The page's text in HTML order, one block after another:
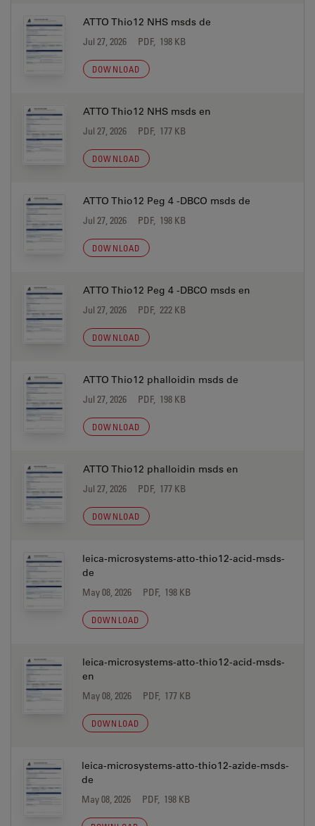
ATTO Thio12 NHS msds de
Jul 27, 2026 PDF, 198 KB
DOWNLOAD
ATTO Thio12 NHS msds en
Jul 27, 2026 PDF, 177 KB
DOWNLOAD
ATTO Thio12 Peg 4 -DBCO msds de
Jul 27, 2026 PDF, 198 KB
DOWNLOAD
ATTO Thio12 Peg 4 -DBCO msds en
Jul 27, 2026 PDF, 222 KB
DOWNLOAD
ATTO Thio12 phalloidin msds de
Jul 27, 2026 PDF, 198 KB
DOWNLOAD
ATTO Thio12 phalloidin msds en
Jul 27, 2026 PDF, 177 KB
DOWNLOAD
leica-microsystems-atto-thio12-acid-msds-
de
May 08, 2026 PDF, 198 KB
DOWNLOAD
leica-microsystems-atto-thio12-acid-msds-
en
May 08, 2026 PDF, 177 KB
DOWNLOAD
leica-microsystems-atto-thio12-azide-msds-
de
May 08, 2026 PDF, 198 KB